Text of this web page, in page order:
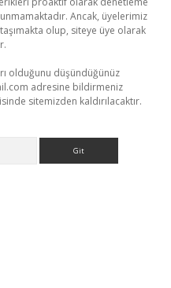
Ancak, üyelerimiz
olup, siteye üye olarak
olduğunu düşündüğünüz
adresine bildirmeniz
sitemizden kaldırılacaktır.